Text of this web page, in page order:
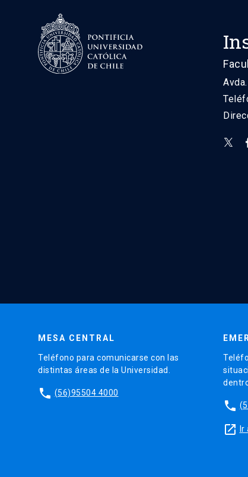
MESA CENTRAL
Teléfono para comunicarse con las
distintas áreas de la Universidad.
phone (56)95504 4000
phone
launch